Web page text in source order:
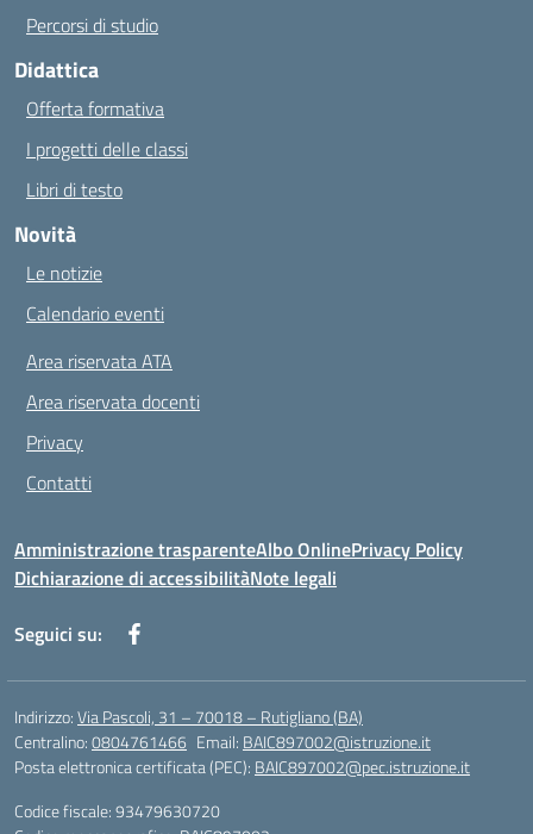
Percorsi di studio
Didattica
Offerta formativa
I progetti delle classi
Libri di testo
Novità
Le notizie
Calendario eventi
Area riservata ATA
Area riservata docenti
Privacy
Contatti
Amministrazione trasparenteAlbo OnlinePrivacy Policy
Dichiarazione di accessibilitàNote legali
Seguici su:
Indirizzo:Via Pascoli, 31 – 70018 – Rutigliano (BA)
Centralino:0804761466 Email: BAIC897002@istruzione.it
Posta elettronica certificata (PEC): BAIC897002@pec.istruzione.it
Codice fiscale: 93479630720